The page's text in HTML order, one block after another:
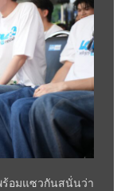
ร้อมแซวกันสนั่นว่า